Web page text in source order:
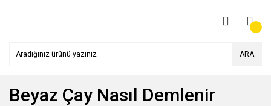
ARA
Beyaz Çay Nasıl Demlenir